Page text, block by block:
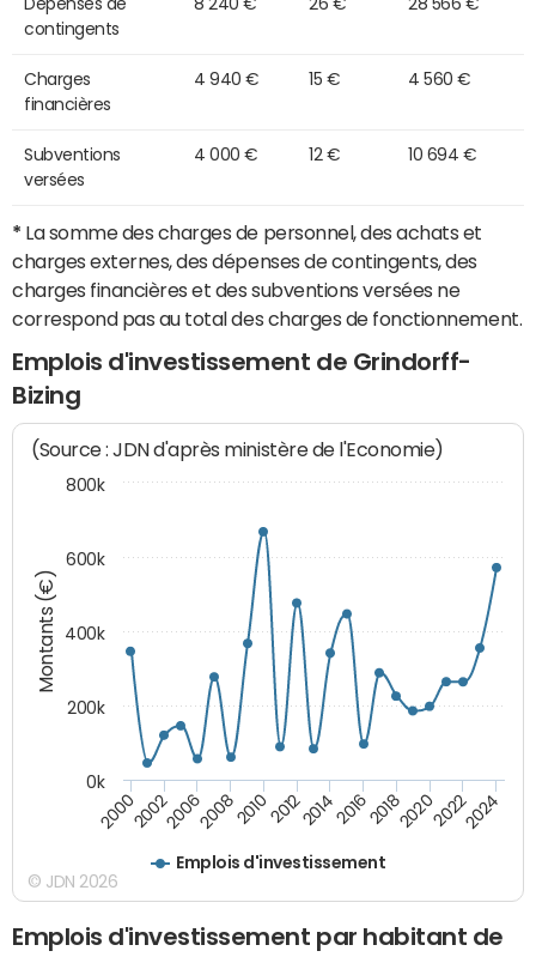
Dépenses de
contingents
8 240 € 26 € 28 566 €
Charges
financières
4 940 € 15 € 4 560 €
Subventions
versées
4 000 € 12 € 10 694 €
* La somme des charges de personnel, des achats et
charges externes, des dépenses de contingents, des
charges financières et des subventions versées ne
correspond pas au total des charges de fonctionnement.
Emplois d'investissement de Grindorff-
Bizing
Montants (€)
(Source : JDN d'après ministère de l'Economie)
Emplois d'investissement
200020022006200820102012201420162018202020222024
0k
200k
400k
600k
800k
© JDN 2026
Emplois d'investissement par habitant de